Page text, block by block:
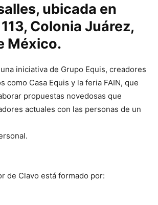
ubicada en
Colonia Juárez,
México.
iniciativa de Grupo Equis, creadores
como Casa Equis y la feria FAIN, que
propuestas novedosas que
actuales con las personas de un
de Clavo está formado por: